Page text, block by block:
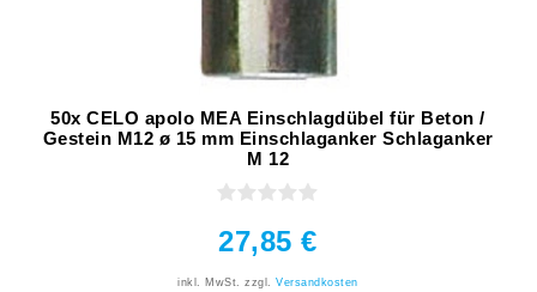
50x CELO apolo MEA Einschlagdübel für Beton /
Gestein M12 ø 15 mm Einschlaganker Schlaganker
M 12
27,85 €
inkl. MwSt. zzgl.Versandkosten